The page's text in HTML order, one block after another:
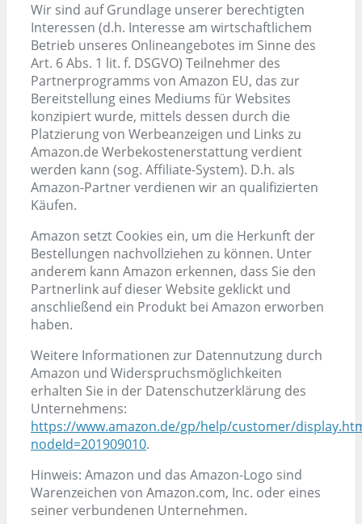
Wir sind auf Grundlage unserer berechtigten
Interessen (d.h. Interesse am wirtschaftlichem
Betrieb unseres Onlineangebotes im Sinne des
Art. 6 Abs. 1 lit. f. DSGVO) Teilnehmer des
Partnerprogramms von Amazon EU, das zur
Bereitstellung eines Mediums für Websites
konzipiert wurde, mittels dessen durch die
Platzierung von Werbeanzeigen und Links zu
Amazon.de Werbekostenerstattung verdient
werden kann (sog. Affiliate-System). D.h. als
Amazon-Partner verdienen wir an qualifizierten
Käufen.
Amazon setzt Cookies ein, um die Herkunft der
Bestellungen nachvollziehen zu können. Unter
anderem kann Amazon erkennen, dass Sie den
Partnerlink auf dieser Website geklickt und
anschließend ein Produkt bei Amazon erworben
haben.
Weitere Informationen zur Datennutzung durch
Amazon und Widerspruchsmöglichkeiten
erhalten Sie in der Datenschutzerklärung des
Unternehmens:
https://www.amazon.de/gp/help/customer/
nodeId=201909010.
Hinweis: Amazon und das Amazon-Logo sind
Warenzeichen von Amazon.com, Inc. oder eines
seiner verbundenen Unternehmen.